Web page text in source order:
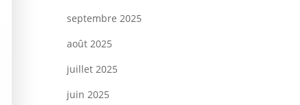
septembre 2025
août 2025
juillet 2025
juin 2025